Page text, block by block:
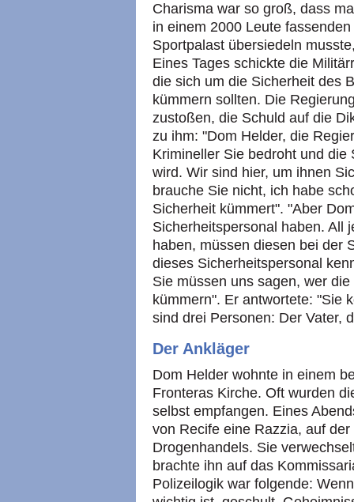
Charisma war so groß, dass
in einem 2000 Leute
Sportpalast übersiedeln
Eines Tages schickte die
die sich um die Sicherheit des
kümmern sollten. Die
zustoßen, die Schuld auf die
zu ihm: "Dom Helder, die
Krimineller Sie bedroht und
wird. Wir sind hier, um ihnen
brauche Sie nicht, ich habe
Sicherheit kümmert". "Aber
Sicherheitspersonal haben. All
haben, müssen diesen bei der
dieses Sicherheitspersonal
Sie müssen uns sagen, wer
kümmern". Er antwortete: "Sie
sind drei Personen: Der Vater,
Der Ankläger
Dom Helder wohnte in einem
Fronteras Kirche. Oft wurden
selbst empfangen. Eines
von Recife eine Razzia, auf
Drogenhandels. Sie
brachte ihn auf das
Polizeilogik war folgende: